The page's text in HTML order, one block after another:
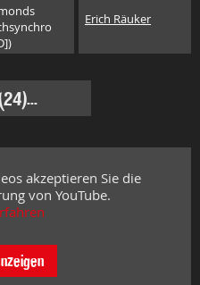
Erich Räuker
akzeptieren Sie die
von YouTube.